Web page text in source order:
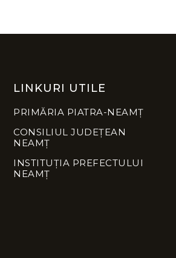
LINKURI UTILE
PRIMĂRIA PIATRA-NEAMȚ
CONSILIUL JUDEȚEAN
NEAMȚ
INSTITUȚIA PREFECTULUI
NEAMȚ